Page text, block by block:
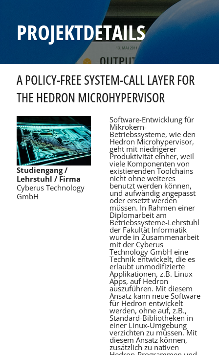
PROJEKTDETAILS
A POLICY-FREE SYSTEM-CALL LAYER FOR
THE HEDRON MICROHYPERVISOR
Studiengang /
Lehrstuhl / Firma
Cyberus Technology
GmbH
Software-Entwicklung für
Mikrokern-
Betriebssysteme, wie den
Hedron Microhypervisor,
geht mit niedrigerer
Produktivität einher, weil
viele Komponenten von
existierenden Toolchains
nicht ohne weiteres
benutzt werden können,
und aufwändig angepasst
oder ersetzt werden
müssen. In Rahmen einer
Diplomarbeit am
Betriebssysteme-Lehrstuhl
der Fakultät Informatik
wurde in Zusammenarbeit
mit der Cyberus
Technology GmbH eine
Technik entwickelt, die es
erlaubt unmodifizierte
Applikationen, z.B. Linux
Apps, auf Hedron
auszuführen. Mit diesem
Ansatz kann neue Software
für Hedron entwickelt
werden, ohne auf, z.B.,
Standard-Bibliotheken in
einer Linux-Umgebung
verzichten zu müssen. Mit
diesem Ansatz können,
zusätzlich zu nativen